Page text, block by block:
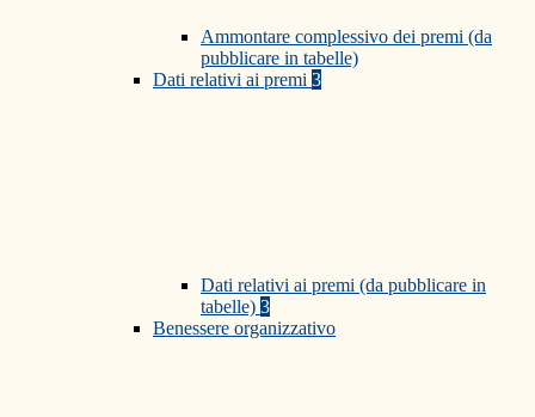
Ammontare complessivo dei premi (da
pubblicare in tabelle)
Dati relativi ai premi 3
Dati relativi ai premi (da pubblicare in
tabelle) 3
Benessere organizzativo